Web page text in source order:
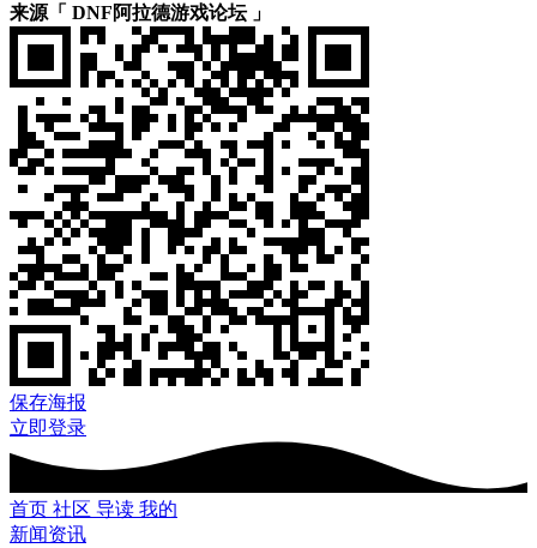
来源「 DNF阿拉德游戏论坛 」
保存海报
立即登录
首页 社区 导读 我的
新闻资讯